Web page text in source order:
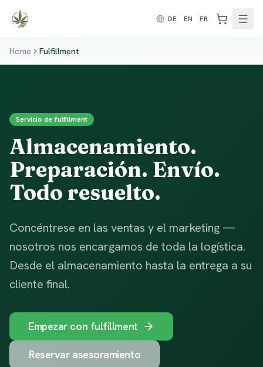
DE EN FR
Home Fulfillment
Servicio de fulfillment
Almacenamiento.
Preparación. Envío.
Todo resuelto.
Concéntrese en las ventas y el marketing —
nosotros nos encargamos de toda la logística.
Desde el almacenamiento hasta la entrega a su
cliente final.
Empezar con fulfillment
Reservar asesoramiento